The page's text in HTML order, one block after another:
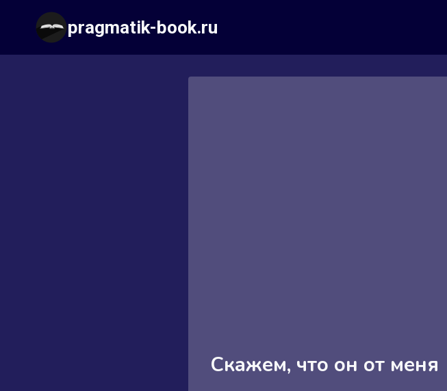
содержимому
pragmatik-book.ru
Скажем, что он от меня